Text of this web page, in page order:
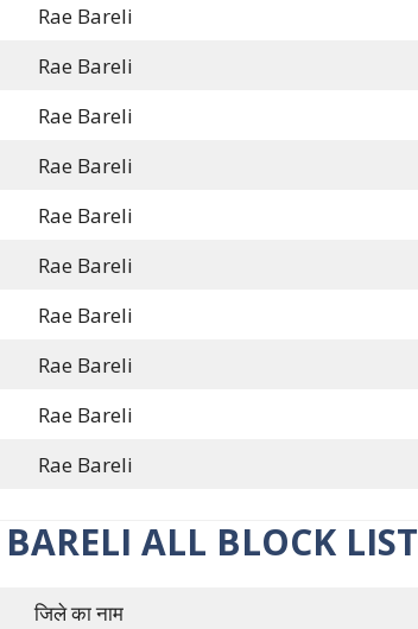
Rae Bareli
Rae Bareli
Rae Bareli
Rae Bareli
Rae Bareli
Rae Bareli
Rae Bareli
Rae Bareli
Rae Bareli
Rae Bareli
ALL BLOCK LIST
जिले का नाम